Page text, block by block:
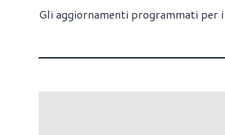
Gli aggiornamenti programmati